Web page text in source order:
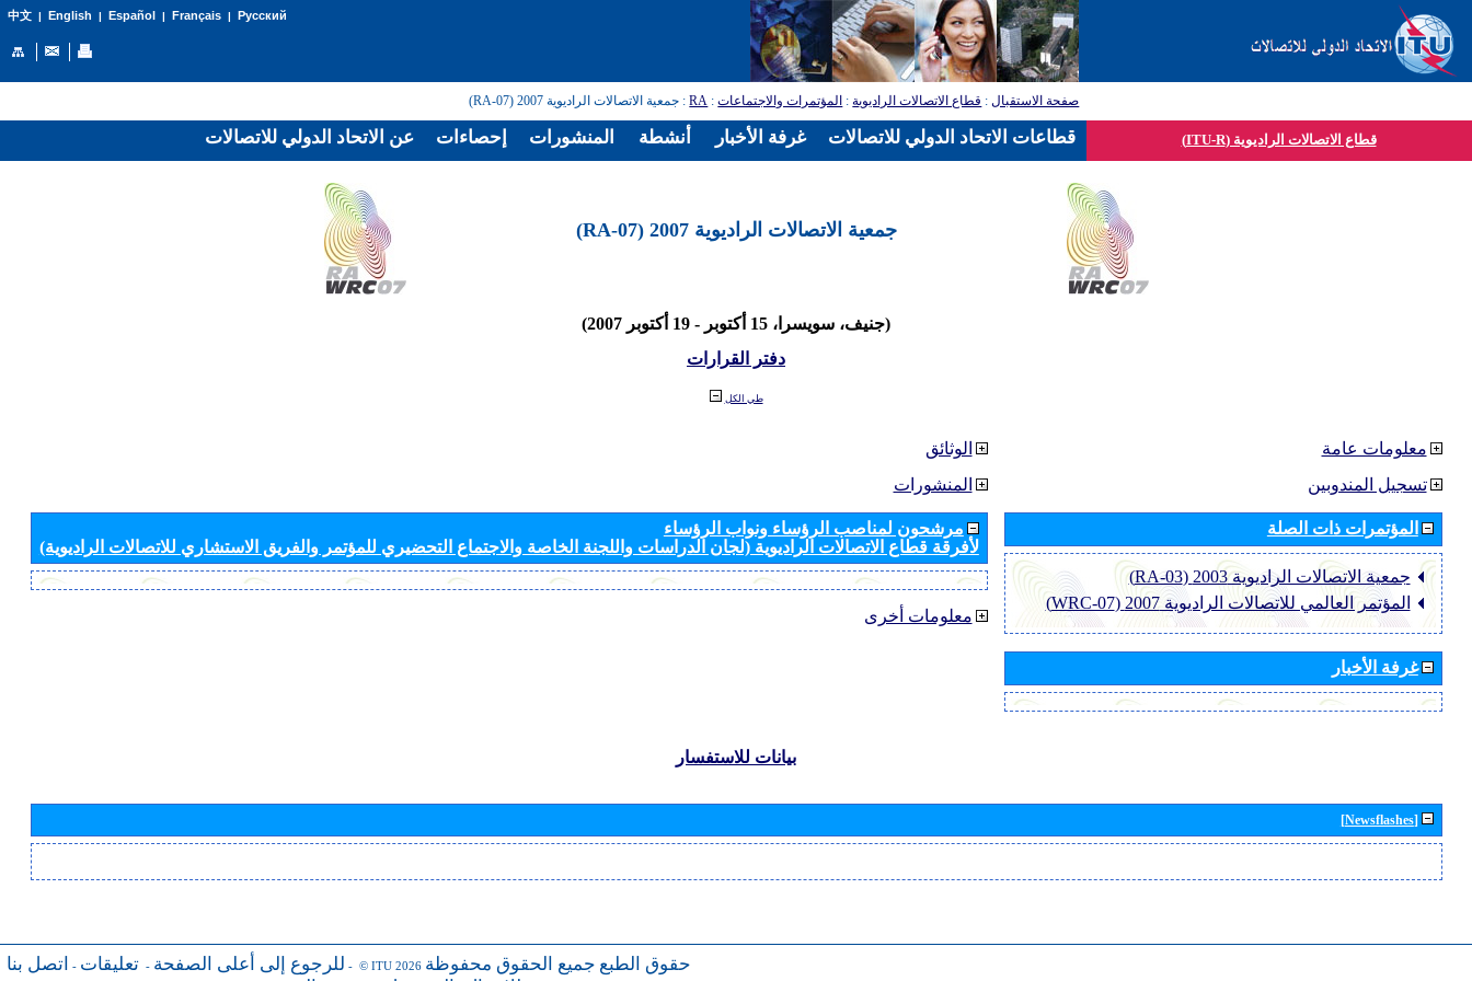
中文| English | Español | Français| Русский
صفحة الاستقبال: قطاع الاتصالات الراديوية: المؤتمرات والاجتماعات:
RA: جمعية الاتصالات الراديوية 2007 (RA-07)
قطاع الاتصالات الراديوية (ITU-R)
جمعية الاتصالات الراديوية 2007 (RA-07)
(جنيف، سويسرا، 15 أكتوبر - 19 أكتوبر 2007)
دفتر القرارات
طي الكل
الوثائق
المنشورات
مرشحون لمناصب الرؤساء ونواب الرؤساء
لأفرقة قطاع الاتصالات الراديوية (لجان الدراسات واللجنة الخاصة والاجتماع التحضيري للمؤتمر والفريق الاستشاري للاتصالات الراديوية)
معلومات أخرى
معلومات عامة
تسجيل المندوبين
المؤتمرات ذات الصلة
جمعية الاتصالات الراديوية 2003 (RA-03)
المؤتمر العالمي للاتصالات الراديوية 2007 (WRC-07)
غرفة الأخبار
بيانات للاستفسار
[Newsflashes]
للرجوع إلى أعلى الصفحة - تعليقات - اتصل بنا - © ITU 2026 حقوق الطبع جميع الحقوق محفوظة
عن الاتحاد الدولي للاتصالات إحصاءات المنشورات أنشطة غرفة الأخبار قطاعات الاتحاد الدولي للاتصالات